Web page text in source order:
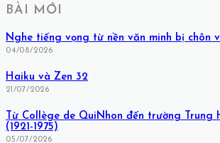
BÀI MỚI
Nghe tiếng vọng từ nền văn minh bị chôn
04/08/2026
Haiku và Zen 32
21/07/2026
Từ Collège de QuiNhon đến trường Trung
(1921-1975)
05/07/2026